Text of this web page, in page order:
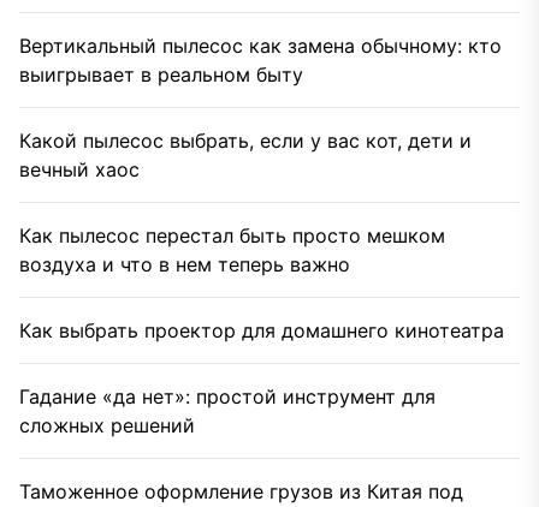
Вертикальный пылесос как замена обычному: кто
выигрывает в реальном быту
Какой пылесос выбрать, если у вас кот, дети и
вечный хаос
Как пылесос перестал быть просто мешком
воздуха и что в нем теперь важно
Как выбрать проектор для домашнего кинотеатра
Гадание «да нет»: простой инструмент для
сложных решений
Таможенное оформление грузов из Китая под